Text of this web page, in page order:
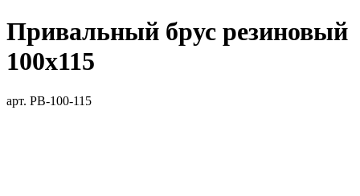
Привальный брус резиновый
100х115
арт. PB-100-115